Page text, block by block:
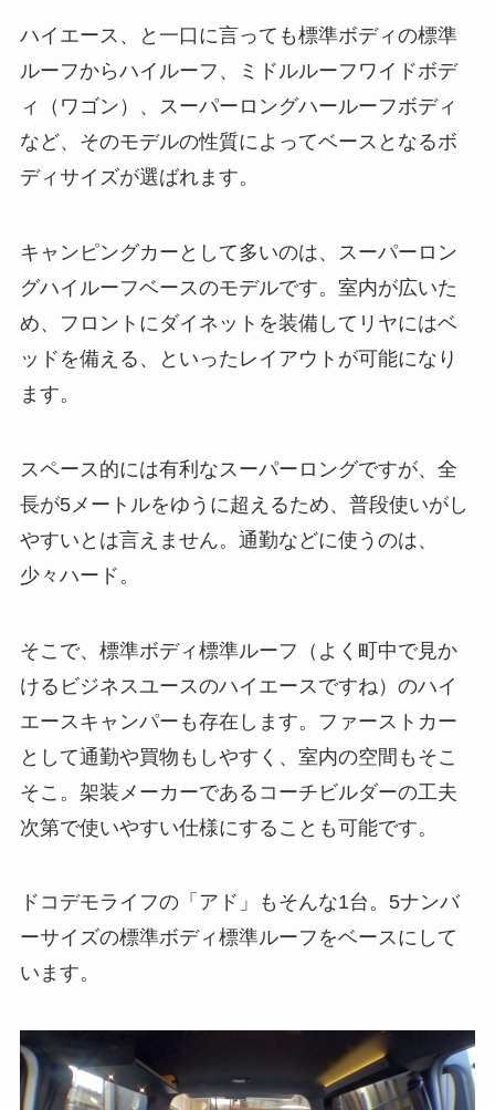
ハイエース、と一口に言っても標準ボディの標準
ルーフからハイルーフ、ミドルルーフワイドボデ
ィ（ワゴン）、スーパーロングハールーフボディ
など、そのモデルの性質によってベースとなるボ
ディサイズが選ばれます。
キャンピングカーとして多いのは、スーパーロン
グハイルーフベースのモデルです。室内が広いた
め、フロントにダイネットを装備してリヤにはベ
ッドを備える、といったレイアウトが可能になり
ます。
スペース的には有利なスーパーロングですが、全
長が5メートルをゆうに超えるため、普段使いがし
やすいとは言えません。通勤などに使うのは、
少々ハード。
そこで、標準ボディ標準ルーフ（よく町中で見か
けるビジネスユースのハイエースですね）のハイ
エースキャンパーも存在します。ファーストカー
として通勤や買物もしやすく、室内の空間もそこ
そこ。架装メーカーであるコーチビルダーの工夫
次第で使いやすい仕様にすることも可能です。
ドコデモライフの「アド」もそんな1台。5ナンバ
ーサイズの標準ボディ標準ルーフをベースにして
います。